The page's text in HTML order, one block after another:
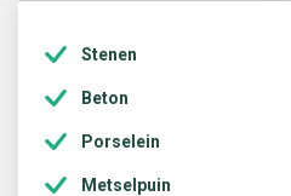
Stenen
Beton
Porselein
Metselpuin